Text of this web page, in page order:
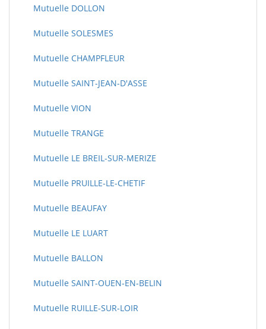
Mutuelle DOLLON
Mutuelle SOLESMES
Mutuelle CHAMPFLEUR
Mutuelle SAINT-JEAN-D'ASSE
Mutuelle VION
Mutuelle TRANGE
Mutuelle LE BREIL-SUR-MERIZE
Mutuelle PRUILLE-LE-CHETIF
Mutuelle BEAUFAY
Mutuelle LE LUART
Mutuelle BALLON
Mutuelle SAINT-OUEN-EN-BELIN
Mutuelle RUILLE-SUR-LOIR